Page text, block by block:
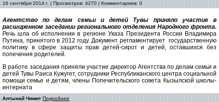
16 сентября 2014 г. | Просмотров: 4270 | Комментариев: 0
Агентство по делам семьи и детей Тувы приняло участие в
расширенном заседании регионального отделения Народного фронта.
Речь шла об исполнении в регионе Указа Президента России Владимира
Путина, принятого в 2012 году. Документ регламентирует государственную
политику в сфере защиты прав детей-сирот и детей, оставшихся без
попечения родителей.
В работе заседания приняли участие директор Агентства по делам семьи и
детей Тувы Раиса Кужугет, сотрудники Республиканского центра социальной
помощи семье и детям, члены Попечительского совета Кызылской школы-
интерната
Алтынай Чимит Подробнее